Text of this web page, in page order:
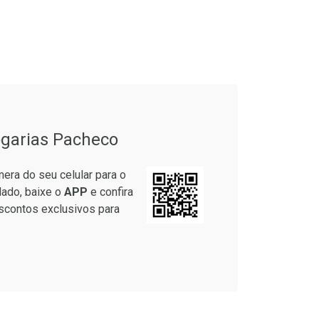
Pacheco
do seu celular para o
baixe o APP e confira
exclusivos para